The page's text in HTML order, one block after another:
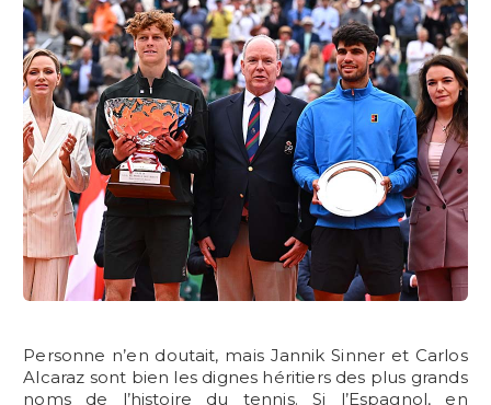
Personne n’en doutait, mais Jannik Sinner et Carlos
Alcaraz sont bien les dignes héritiers des plus grands
noms de l’histoire du tennis. Si l’Espagnol, en